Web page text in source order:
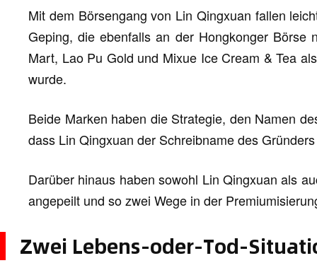
Mit dem Börsengang von Lin Qingxuan fallen
Geping, die ebenfalls an der Hongkonger
Mart, Lao Pu Gold und Mixue Ice Cream & Tea
wurde.
Beide Marken haben die Strategie, den Namen
dass Lin Qingxuan der Schreibname des
Darüber hinaus haben sowohl Lin Qingxuan als
angepeilt und so zwei Wege in der
Zwei Lebens-oder-Tod-